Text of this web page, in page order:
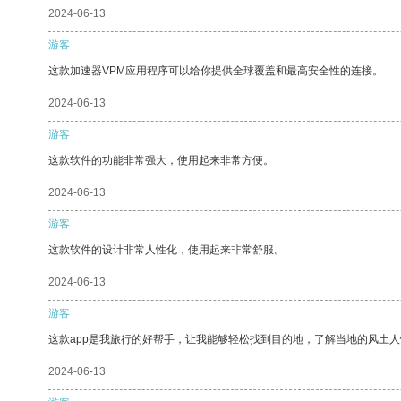
2024-06-13
游客
这款加速器VPM应用程序可以给你提供全球覆盖和最高安全性的连接。
2024-06-13
游客
这款软件的功能非常强大，使用起来非常方便。
2024-06-13
游客
这款软件的设计非常人性化，使用起来非常舒服。
2024-06-13
游客
这款app是我旅行的好帮手，让我能够轻松找到目的地，了解当地的风土
2024-06-13